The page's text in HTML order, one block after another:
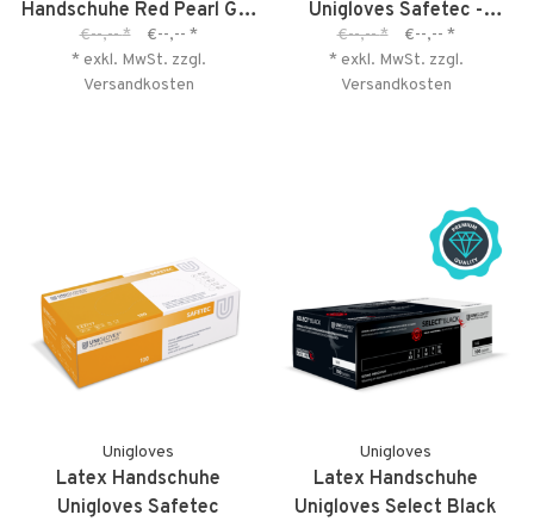
Handschuhe Red Pearl GR.
S - kurzes MHD 01-2027
€--,--* €--,-- *
* exkl. MwSt. zzgl.
Versandkosten
Unigloves Safetec -
Angebot-kurzes MHD
€--,--* €--,-- *
* exkl. MwSt. zzgl.
Versandkosten
Unigloves
Latex Handschuhe
Unigloves Safetec
Unigloves
Latex Handschuhe
Unigloves Select Black